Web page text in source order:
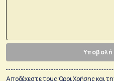
Υποβολή
Αποδέχεστε τουςΌροι Χρήσηςκαι